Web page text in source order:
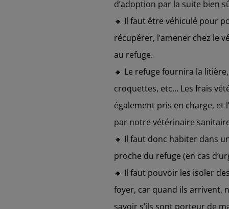
d’adoption par la suite bien
🔸 Il faut être véhiculé pour
récupérer, l’amener chez le
au refuge.
🔸 Le refuge fournira la
croquettes, etc… Les frais
également pris en charge, et
par notre vétérinaire
🔸 Il faut donc habiter dans
proche du refuge (en cas
🔸 Il faut pouvoir les isoler
foyer, car quand ils arrivent,
savoir s’ils sont porteur de